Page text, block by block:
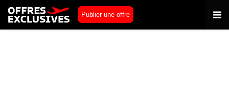
Publier une offre